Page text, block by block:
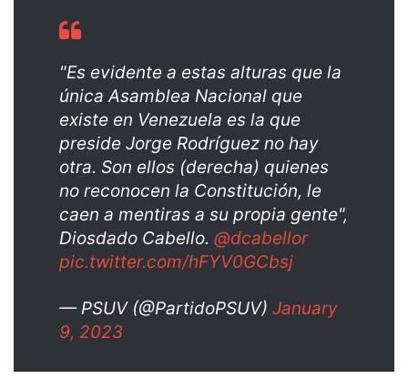
"Es evidente a estas alturas que la
única Asamblea Nacional que
existe en Venezuela es la que
preside Jorge Rodríguez no hay
otra. Son ellos (derecha) quienes
no reconocen la Constitución, le
caen a mentiras a su propia gente",
Diosdado Cabello. @dcabellor
pic.twitter.com/hFYV0GCbsj
— PSUV (@PartidoPSUV) January
9, 2023